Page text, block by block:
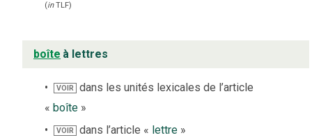
(inTLF)
boîte à lettres
VOIR
dans les unités lexicales de l’article
« boîte »
VOIR dans l’article « lettre »